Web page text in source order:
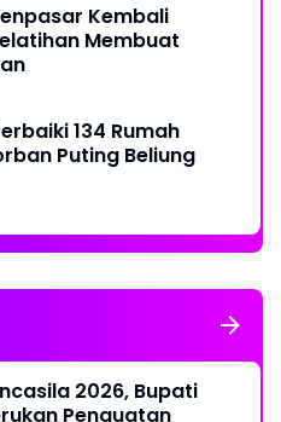
Kembali
Membuat
134 Rumah
Puting Beliung
2026, Bupati
Penguatan